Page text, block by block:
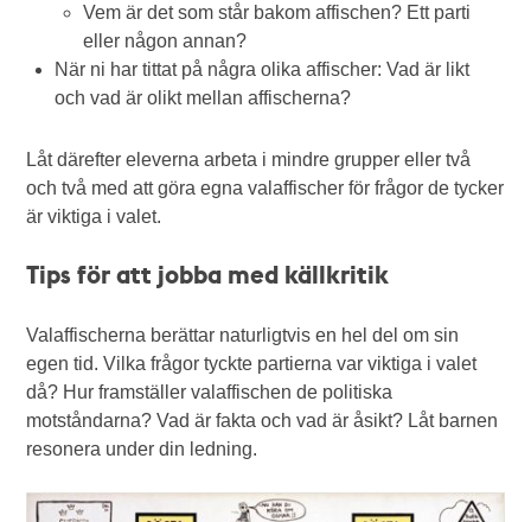
Vem är det som står bakom affischen? Ett parti
eller någon annan?
När ni har tittat på några olika affischer: Vad är likt
och vad är olikt mellan affischerna?
Låt därefter eleverna arbeta i mindre grupper eller två
och två med att göra egna valaffischer för frågor de tycker
är viktiga i valet.
Tips för att jobba med källkritik
Valaffischerna berättar naturligtvis en hel del om sin
egen tid. Vilka frågor tyckte partierna var viktiga i valet
då? Hur framställer valaffischen de politiska
motståndarna? Vad är fakta och vad är åsikt? Låt barnen
resonera under din ledning.